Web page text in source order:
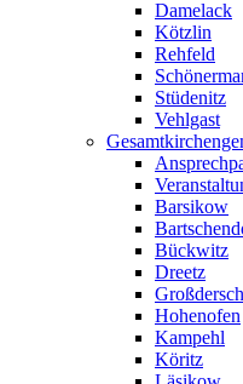
Damelack
Kötzlin
Rehfeld
Stüdenitz
Vehlgast
Barsikow
Bückwitz
Dreetz
Hohenofen
Kampehl
Köritz